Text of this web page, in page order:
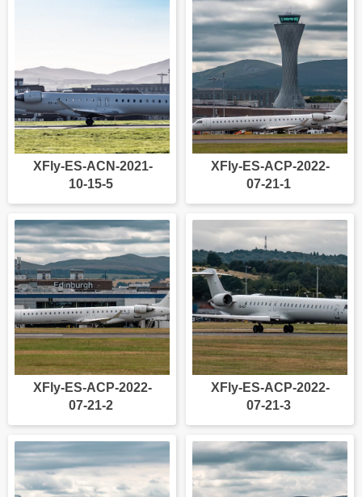
XFly-ES-ACN-2021-
10-15-5
XFly-ES-ACP-2022-
07-21-1
XFly-ES-ACP-2022-
07-21-2
XFly-ES-ACP-2022-
07-21-3